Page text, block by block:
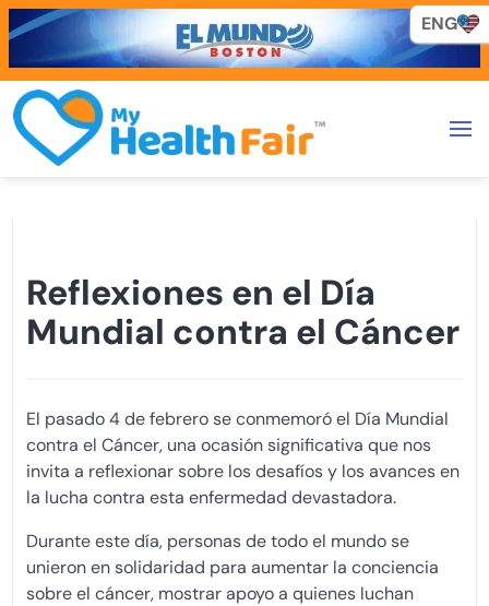
Reflexiones en el Día
Mundial contra el Cáncer
El pasado 4 de febrero se conmemoró el Día Mundial
contra el Cáncer, una ocasión significativa que nos
invita a reflexionar sobre los desafíos y los avances en
la lucha contra esta enfermedad devastadora.
Durante este día, personas de todo el mundo se
unieron en solidaridad para aumentar la conciencia
sobre el cáncer, mostrar apoyo a quienes luchan
ENG
ENG